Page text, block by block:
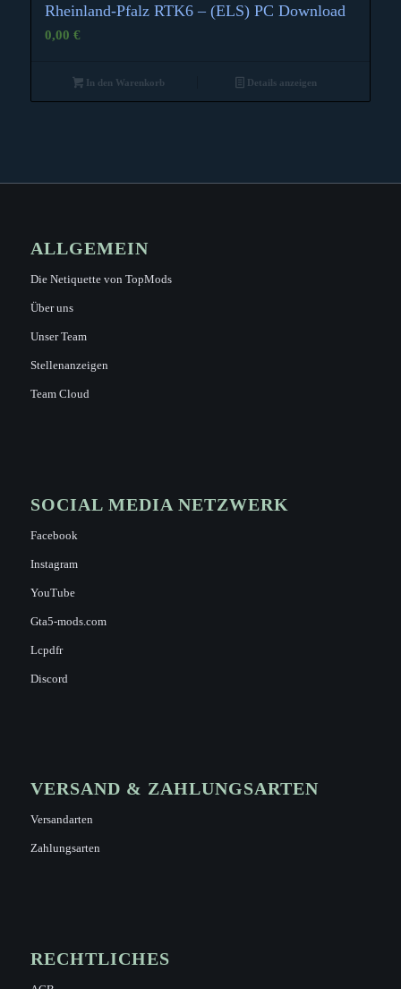
Rheinland-Pfalz RTK6 – (ELS) PC Download
0,00 €
In den Warenkorb Details anzeigen
ALLGEMEIN
Die Netiquette von TopMods
Über uns
Unser Team
Stellenanzeigen
Team Cloud
SOCIAL MEDIA NETZWERK
Facebook
Instagram
YouTube
Gta5-mods.com
Lcpdfr
Discord
VERSAND & ZAHLUNGSARTEN
Versandarten
Zahlungsarten
RECHTLICHES